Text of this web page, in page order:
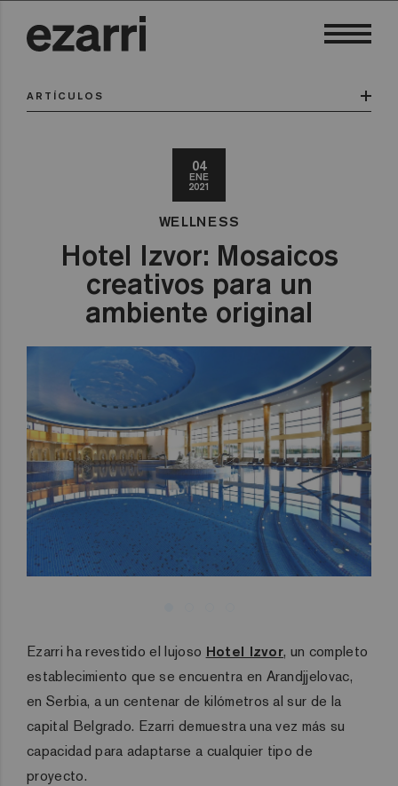
ARTÍCULOS
04
ENE
2021
WELLNESS
Hotel Izvor: Mosaicos
creativos para un
ambiente original
Ezarri ha revestido el lujoso Hotel Izvor, un completo
establecimiento que se encuentra en Arandjjelovac,
en Serbia, a un centenar de kilómetros al sur de la
capital Belgrado. Ezarri demuestra una vez más su
capacidad para adaptarse a cualquier tipo de
proyecto.